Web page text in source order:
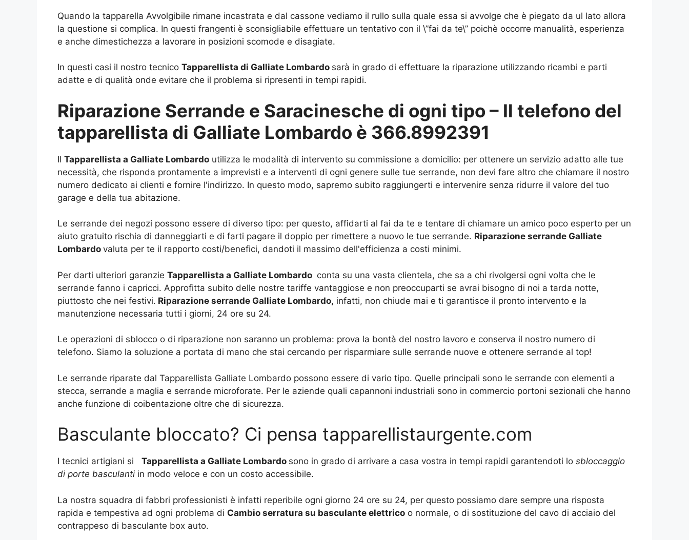
Quando la tapparella Avvolgibile rimane incastrata e dal cassone vediamo il rullo sulla quale essa si avvolge che è piegato da ul lato allora
la questione si complica. In questi frangenti è sconsigliabile effettuare un tentativo con il \”fai da te\” poichè occorre manualità, esperienza
e anche dimestichezza a lavorare in posizioni scomode e disagiate.
In questi casi il nostro tecnico Tapparellista di Galliate Lombardo sarà in grado di effettuare la riparazione utilizzando ricambi e parti
adatte e di qualità onde evitare che il problema si ripresenti in tempi rapidi.
Riparazione Serrande e Saracinesche di ogni tipo – Il telefono del
tapparellista di Galliate Lombardo è 366.8992391
Il Tapparellista a Galliate Lombardo utilizza le modalità di intervento su commissione a domicilio: per ottenere un servizio adatto alle tue
necessità, che risponda prontamente a imprevisti e a interventi di ogni genere sulle tue serrande, non devi fare altro che chiamare il nostro
numero dedicato ai clienti e fornire l'indirizzo. In questo modo, sapremo subito raggiungerti e intervenire senza ridurre il valore del tuo
garage e della tua abitazione.
Le serrande dei negozi possono essere di diverso tipo: per questo, affidarti al fai da te e tentare di chiamare un amico poco esperto per un
aiuto gratuito rischia di danneggiarti e di farti pagare il doppio per rimettere a nuovo le tue serrande. Riparazione serrande Galliate
Lombardo valuta per te il rapporto costi/benefici, dandoti il massimo dell'efficienza a costi minimi.
Per darti ulteriori garanzie Tapparellista a Galliate Lombardo conta su una vasta clientela, che sa a chi rivolgersi ogni volta che le
serrande fanno i capricci. Approfitta subito delle nostre tariffe vantaggiose e non preoccuparti se avrai bisogno di noi a tarda notte,
piuttosto che nei festivi. Riparazione serrande Galliate Lombardo, infatti, non chiude mai e ti garantisce il pronto intervento e la
manutenzione necessaria tutti i giorni, 24 ore su 24.
Le operazioni di sblocco o di riparazione non saranno un problema: prova la bontà del nostro lavoro e conserva il nostro numero di
telefono. Siamo la soluzione a portata di mano che stai cercando per risparmiare sulle serrande nuove e ottenere serrande al top!
Le serrande riparate dal Tapparellista Galliate Lombardo possono essere di vario tipo. Quelle principali sono le serrande con elementi a
stecca, serrande a maglia e serrande microforate. Per le aziende quali capannoni industriali sono in commercio portoni sezionali che hanno
anche funzione di coibentazione oltre che di sicurezza.
Basculante bloccato? Ci pensa tapparellistaurgente.com
I tecnici artigiani si Tapparellista a Galliate Lombardo sono in grado di arrivare a casa vostra in tempi rapidi garantendoti lo sbloccaggio
di porte basculanti in modo veloce e con un costo accessibile.
La nostra squadra di fabbri professionisti è infatti reperibile ogni giorno 24 ore su 24, per questo possiamo dare sempre una risposta
rapida e tempestiva ad ogni problema di Cambio serratura su basculante elettrico o normale, o di sostituzione del cavo di acciaio del
contrappeso di basculante box auto.